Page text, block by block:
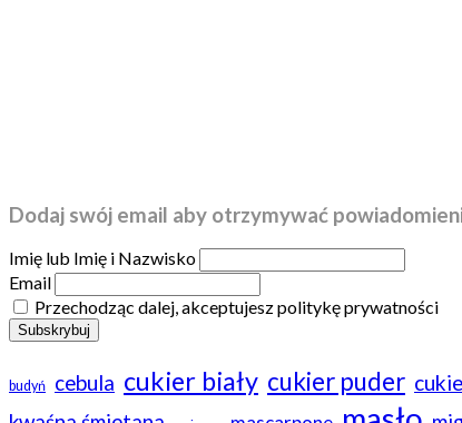
Dodaj swój email aby otrzymywać
Imię lub Imię i Nazwisko
Email
Przechodząc dalej, akceptujesz politykę prywatności
budyń cebula cukier biały cukier puder